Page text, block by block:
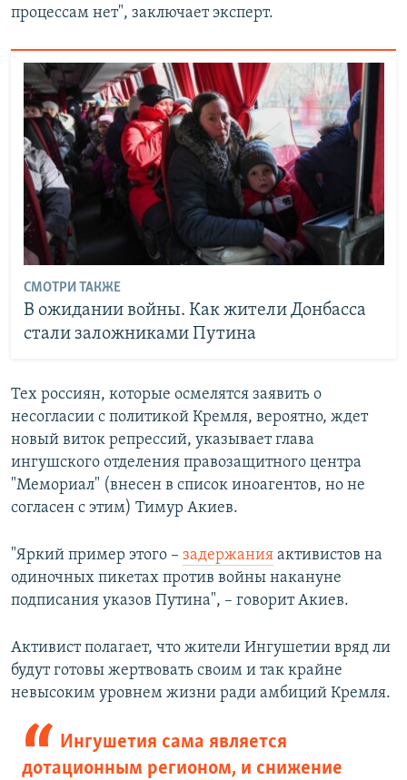
процессам нет", заключает эксперт.
СМОТРИ ТАКЖЕ
В ожидании войны. Как жители Донбасса
стали заложниками Путина
Тех россиян, которые осмелятся заявить о
несогласии с политикой Кремля, вероятно, ждет
новый виток репрессий, указывает глава
ингушского отделения правозащитного центра
"Мемориал" (внесен в список иноагентов, но не
согласен с этим) Тимур Акиев.
"Яркий пример этого – задержания активистов на
одиночных пикетах против войны накануне
подписания указов Путина", – говорит Акиев.
Активист полагает, что жители Ингушетии вряд ли
будут готовы жертвовать своим и так крайне
невысоким уровнем жизни ради амбиций Кремля.
Ингушетия сама является
дотационным регионом, и снижение